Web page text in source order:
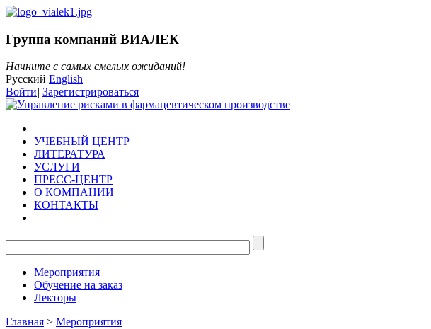
Группа компаний ВИАЛЕК
Начните с самых смелых ожиданий!
Русский English
Войти| Зарегистрироваться
УЧЕБНЫЙ ЦЕНТР
ЛИТЕРАТУРА
УСЛУГИ
ПРЕСС-ЦЕНТР
О КОМПАНИИ
КОНТАКТЫ
Мероприятия
Обучение на заказ
Лекторы
Главная > Мероприятия